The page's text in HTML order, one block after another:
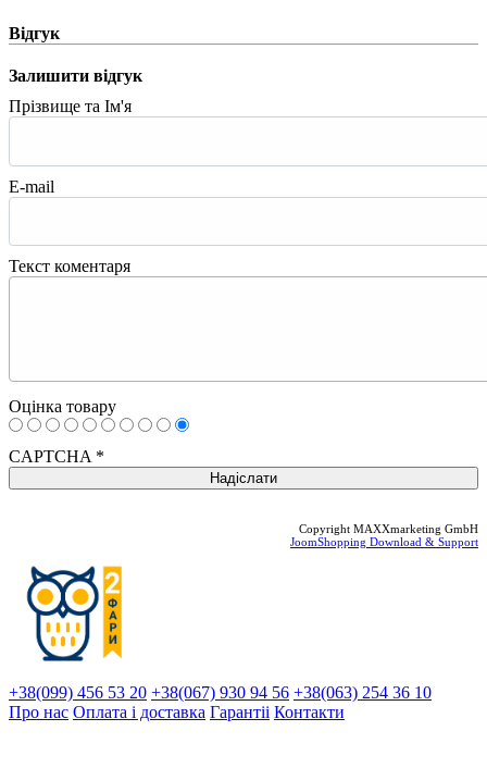
Відгук
Залишити відгук
Прізвище та Ім'я
E-mail
Текст коментаря
Оцінка товару
CAPTCHA *
Copyright MAXXmarketing GmbH
JoomShopping Download & Support
+38(099) 456 53 20 +38(067) 930 94 56 +38(063) 254 36 10
Про нас Оплата і доставка Гарантіi Контакти